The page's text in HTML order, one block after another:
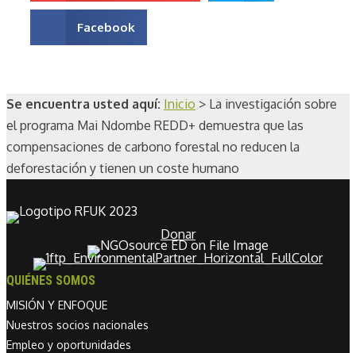
Facebook
Se encuentra usted aquí: Inicio > La investigación sobre
el programa Mai Ndombe REDD+ demuestra que las
compensaciones de carbono forestal no reducen la
deforestación y tienen un coste humano
Donar
QUIÉNES SOMOS
MISIÓN Y ENFOQUE
Nuestros socios nacionales
Empleo y oportunidades